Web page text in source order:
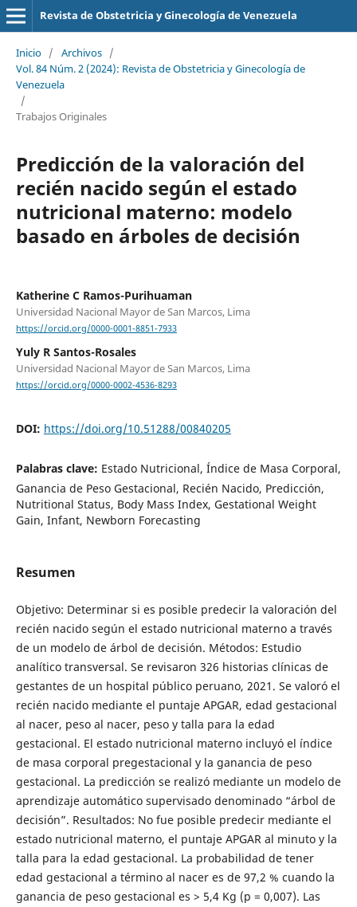
Revista de Obstetricia y Ginecología de Venezuela
Inicio / Archivos /
Vol. 84 Núm. 2 (2024): Revista de Obstetricia y Ginecología de
Venezuela
/
Trabajos Originales
Predicción de la valoración del
recién nacido según el estado
nutricional materno: modelo
basado en árboles de decisión
Katherine C Ramos-Purihuaman
Universidad Nacional Mayor de San Marcos, Lima
https://orcid.org/0000-0001-8851-7933
Yuly R Santos-Rosales
Universidad Nacional Mayor de San Marcos, Lima
https://orcid.org/0000-0002-4536-8293
DOI: https://doi.org/10.51288/00840205
Palabras clave: Estado Nutricional, Índice de Masa Corporal,
Ganancia de Peso Gestacional, Recién Nacido, Predicción,
Nutritional Status, Body Mass Index, Gestational Weight
Gain, Infant, Newborn Forecasting
Resumen
Objetivo: Determinar si es posible predecir la valoración del
recién nacido según el estado nutricional materno a través
de un modelo de árbol de decisión. Métodos: Estudio
analítico transversal. Se revisaron 326 historias clínicas de
gestantes de un hospital público peruano, 2021. Se valoró el
recién nacido mediante el puntaje APGAR, edad gestacional
al nacer, peso al nacer, peso y talla para la edad
gestacional. El estado nutricional materno incluyó el índice
de masa corporal pregestacional y la ganancia de peso
gestacional. La predicción se realizó mediante un modelo de
aprendizaje automático supervisado denominado “árbol de
decisión”. Resultados: No fue posible predecir mediante el
estado nutricional materno, el puntaje APGAR al minuto y la
talla para la edad gestacional. La probabilidad de tener
edad gestacional a término al nacer es de 97,2 % cuando la
ganancia de peso gestacional es > 5,4 Kg (p = 0,007). Las